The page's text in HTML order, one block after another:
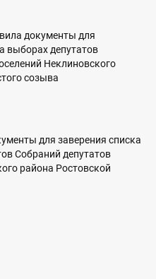
документы для
выборах депутатов
Неклиновского
созыва
для заверения списка
Собраний депутатов
района Ростовской